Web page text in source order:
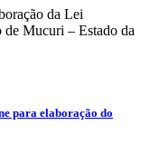
da Lei
Mucuri – Estado da
para elaboração do